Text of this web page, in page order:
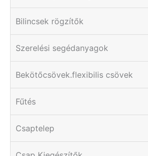
Bilincsek rögzítők
Szerelési segédanyagok
Bekötőcsövek.flexibilis csövek
Fűtés
Csaptelep